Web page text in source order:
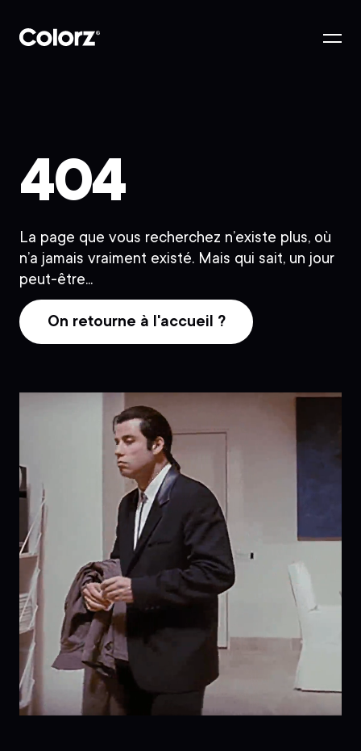
404
La page que vous recherchez n’existe plus, où
n’a jamais vraiment existé. Mais qui sait, un jour
peut-être...
On retourne à l'accueil ?